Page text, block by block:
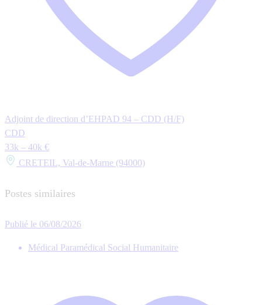
Adjoint de direction d’EHPAD 94 – CDD (H/F)
CDD
33k – 40k €
CRETEIL, Val-de-Marne (94000)
Postes similaires
Publié le 06/08/2026
Médical Paramédical Social Humanitaire